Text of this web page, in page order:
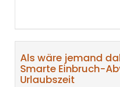
Als wäre jemand
Smarte Einbruch-
Urlaubszeit